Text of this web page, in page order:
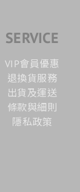
SERVICE
VIP會員優惠
退換貨服務
出貨及運送
條款與細則
隱私政策